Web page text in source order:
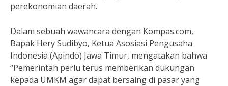
perekonomian daerah.
Dalam sebuah wawancara dengan Kompas.com,
Bapak Hery Sudibyo, Ketua Asosiasi Pengusaha
Indonesia (Apindo) Jawa Timur, mengatakan bahwa
“Pemerintah perlu terus memberikan dukungan
kepada UMKM agar dapat bersaing di pasar yang